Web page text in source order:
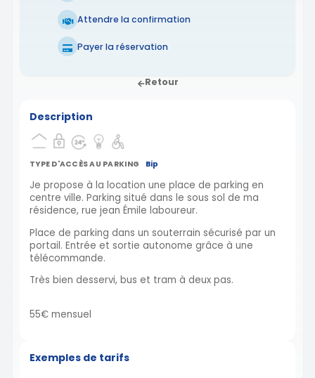
Attendre la confirmation
Payer la réservation
Retour
Description
TYPE D'ACCÈS AU PARKING Bip
Je propose à la location une place de parking en
centre ville. Parking situé dans le sous sol de ma
résidence, rue jean Émile laboureur.
Place de parking dans un souterrain sécurisé par un
portail. Entrée et sortie autonome grâce à une
télécommande.
Très bien desservi, bus et tram à deux pas.
55€ mensuel
Exemples de tarifs